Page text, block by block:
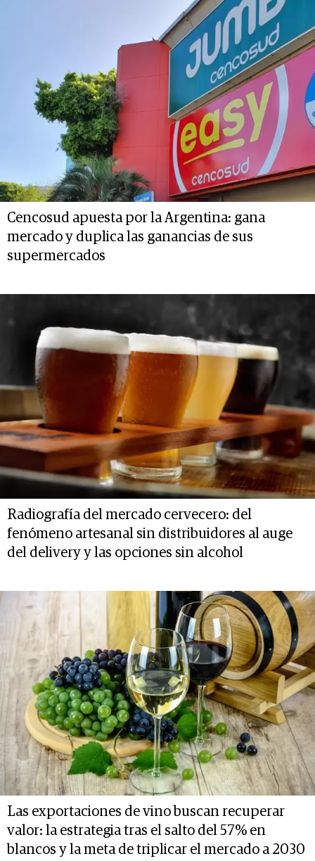
Cencosud apuesta por la Argentina: gana
mercado y duplica las ganancias de sus
supermercados
Radiografía del mercado cervecero: del
fenómeno artesanal sin distribuidores al auge
del delivery y las opciones sin alcohol
Las exportaciones de vino buscan recuperar
valor: la estrategia tras el salto del 57% en
blancos y la meta de triplicar el mercado a 2030